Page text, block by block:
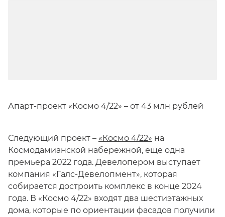
Апарт-проект «Космо 4/22» – от 43 млн рублей
Следующий проект – «Космо 4/22» на
Космодамианской набережной, еще одна
премьера 2022 года. Девелопером выступает
компания «Галс-Девелопмент», которая
собирается достроить комплекс в конце 2024
года. В «Космо 4/22» входят два шестиэтажных
дома, которые по ориентации фасадов получили